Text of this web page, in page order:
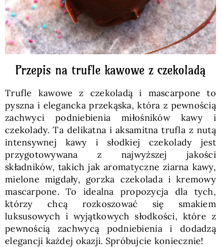
Przepis na trufle kawowe z czekoladą
Trufle kawowe z czekoladą i mascarpone to
pyszna i elegancka przekąska, która z pewnością
zachwyci podniebienia miłośników kawy i
czekolady. Ta delikatna i aksamitna trufla z nutą
intensywnej kawy i słodkiej czekolady jest
przygotowywana z najwyższej jakości
składników, takich jak aromatyczne ziarna kawy,
mielone migdały, gorzka czekolada i kremowy
mascarpone. To idealna propozycja dla tych,
którzy chcą rozkoszować się smakiem
luksusowych i wyjątkowych słodkości, które z
pewnością zachwycą podniebienia i dodadzą
elegancji każdej okazji. Spróbujcie koniecznie!